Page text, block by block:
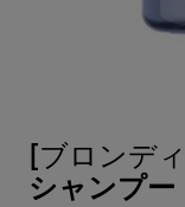
[ブロンデ
シャンプー